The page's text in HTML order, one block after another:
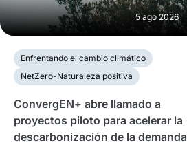
5 ago 2026
Enfrentando el cambio climático
NetZero-Naturaleza positiva
ConvergEN+ abre llamado a
proyectos piloto para acelerar la
descarbonización de la demanda